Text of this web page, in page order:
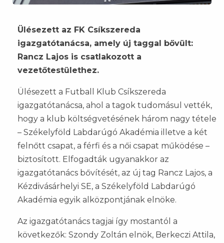
Ülésezett az FK Csíkszereda
igazgatótanácsa, amely új taggal bővült:
Rancz Lajos is csatlakozott a
vezetőtestülethez.
Ülésezett a Futball Klub Csíkszereda
igazgatótanácsa, ahol a tagok tudomásul vették,
hogy a klub költségvetésének három nagy tétele
– Székelyföld Labdarúgó Akadémia illetve a két
felnőtt csapat, a férfi és a női csapat működése –
biztosított. Elfogadták ugyanakkor az
igazgatótanács bővítését, az új tag Rancz Lajos, a
Kézdivásárhelyi SE, a Székelyföld Labdarúgó
Akadémia egyik alközpontjának elnöke.
Az igazgatótanács tagjai így mostantól a
következők: Szondy Zoltán elnök, Berkeczi Attila,